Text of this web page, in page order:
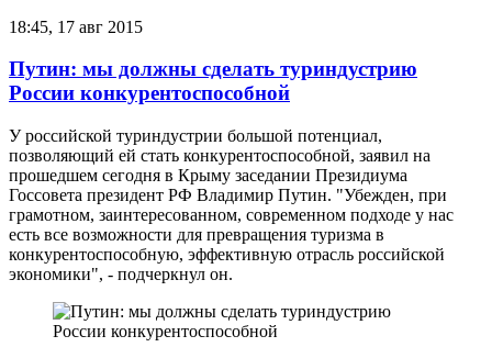
18:45, 17 авг 2015
Путин: мы должны сделать туриндустрию
России конкурентоспособной
У российской туриндустрии большой потенциал,
позволяющий ей стать конкурентоспособной, заявил на
прошедшем сегодня в Крыму заседании Президиума
Госсовета президент РФ Владимир Путин. "Убежден, при
грамотном, заинтересованном, современном подходе у нас
есть все возможности для превращения туризма в
конкурентоспособную, эффективную отрасль российской
экономики", - подчеркнул он.